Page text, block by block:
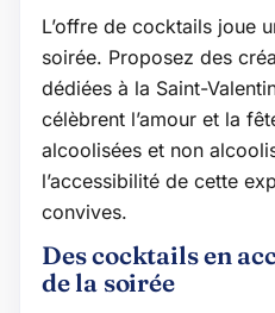
L’offre de cocktails joue
soirée. Proposez des
dédiées à la Saint-
célèbrent l’amour et la
alcoolisées et non
l’accessibilité de cette
convives.
Des cocktails en
de la soirée